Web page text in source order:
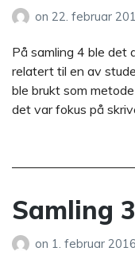
on 22. februar
På samling 4 ble det
relatert til en av
ble brukt som
det var fokus på
Samling
on 1. februar 2016